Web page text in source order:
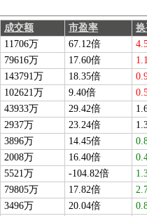
成交额 市盈率
11706万 67.12倍
79616万 17.60倍
143791万 18.35倍
102621万 9.40倍
43933万 29.42倍
2937万 23.24倍
3896万 14.45倍
2008万 16.40倍
5521万 -104.82倍
79805万 17.82倍
3496万 20.04倍